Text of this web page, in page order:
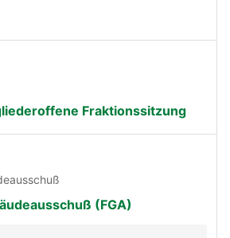
Fraktionssitzung
(FGA)